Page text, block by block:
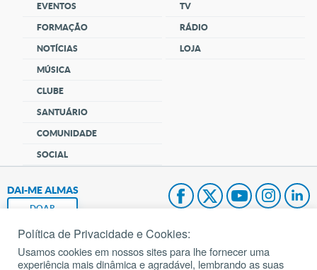
EVENTOS
FORMAÇÃO
NOTÍCIAS
MÚSICA
CLUBE
SANTUÁRIO
COMUNIDADE
SOCIAL
TV
RÁDIO
LOJA
DAI-ME ALMAS
DOAR
Fundação João Paulo II
Política de Privacidade e Cookies:
Usamos cookies em nossos sites para lhe fornecer uma
experiência mais dinâmica e agradável, lembrando as suas